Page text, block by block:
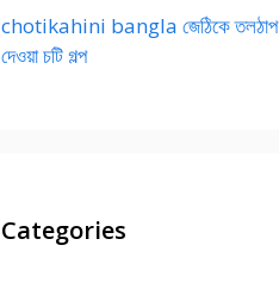
chotikahini bangla জেঠিকে তলঠাপ
দেওয়া চটি গল্প
Categories